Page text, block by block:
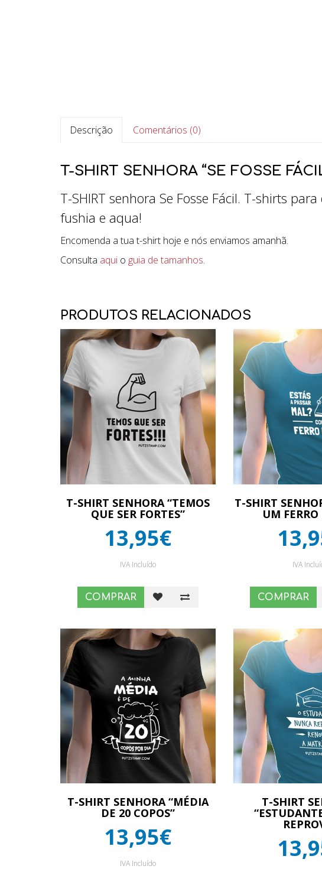
Descrição Comentários (0)
T-SHIRT SENHORA “SE FOSSE
T-SHIRT senhora Se Fosse Fácil. T-shirts
fushia e aqua!
Encomenda a tua t-shirt hoje e nós enviamos amanhã.
Consulta aqui o guia de tamanhos.
PRODUTOS RELACIONADOS
T-SHIRT SENHORA “TEMOS
QUE SER FORTES”
13,95€
IVA Incluído
COMPRAR
T-SHIRT
UM
IVA
COMPRAR
T-SHIRT SENHORA “MÉDIA
DE 20 COPOS”
13,95€
IVA Incluído
T-SHIRT